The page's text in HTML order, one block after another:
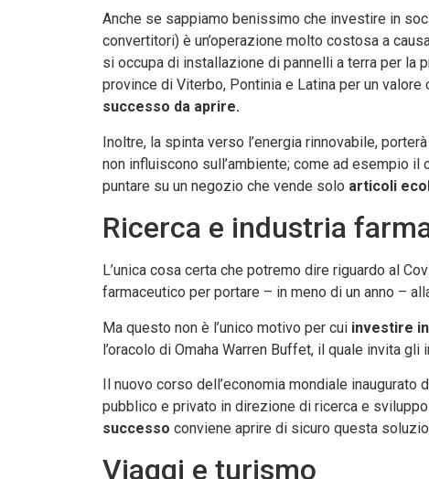
Anche se sappiamo benissimo che investire in
convertitori) è un’operazione molto costosa a
si occupa di installazione di pannelli a terra per la
province di Viterbo, Pontinia e Latina per un
successo da aprire.
Inoltre, la spinta verso l’energia rinnovabile,
non influiscono sull’ambiente; come ad esempio
puntare su un negozio che vende solo articoli
Ricerca e industria
L’unica cosa certa che potremo dire riguardo al
farmaceutico per portare – in meno di un anno –
Ma questo non è l’unico motivo per cui investire
l’oracolo di Omaha Warren Buffet, il quale invita
Il nuovo corso dell’economia mondiale
pubblico e privato in direzione di ricerca e
successo conviene aprire di sicuro questa
Viaggi e turismo